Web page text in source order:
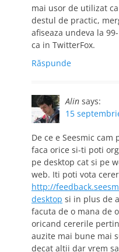
mai usor de utilizat
destul de practic,
afiseaza undeva la
ca in TwitterFox.
Răspunde
Alin says:
15
De ce e Seesmic cam
faca orice si-ti poti
pe desktop cat si pe
web. Iti poti vota
http://
desktop si in plus de
facuta de o mana de
oricand cererile
auzite mai bune mai
decat altii dar vrem